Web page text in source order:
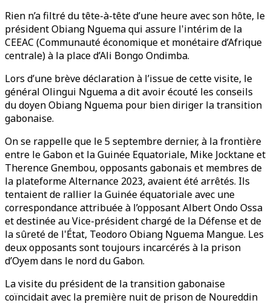
Rien n’a filtré du tête-à-tête d’une heure avec son hôte, le
président Obiang Nguema qui assure l'intérim de la
CEEAC (Communauté économique et monétaire d’Afrique
centrale) à la place d’Ali Bongo Ondimba.
Lors d’une brève déclaration à l’issue de cette visite, le
général Olingui Nguema a dit avoir écouté les conseils
du doyen Obiang Nguema pour bien diriger la transition
gabonaise.
On se rappelle que le 5 septembre dernier, à la frontière
entre le Gabon et la Guinée Equatoriale, Mike Jocktane et
Therence Gnembou, opposants gabonais et membres de
la plateforme Alternance 2023, avaient été arrêtés. Ils
tentaient de rallier la Guinée équatoriale avec une
correspondance attribuée à l’opposant Albert Ondo Ossa
et destinée au Vice-président chargé de la Défense et de
la sûreté de l'État, Teodoro Obiang Nguema Mangue. Les
deux opposants sont toujours incarcérés à la prison
d’Oyem dans le nord du Gabon.
La visite du président de la transition gabonaise
coïncidait avec la première nuit de prison de Noureddin